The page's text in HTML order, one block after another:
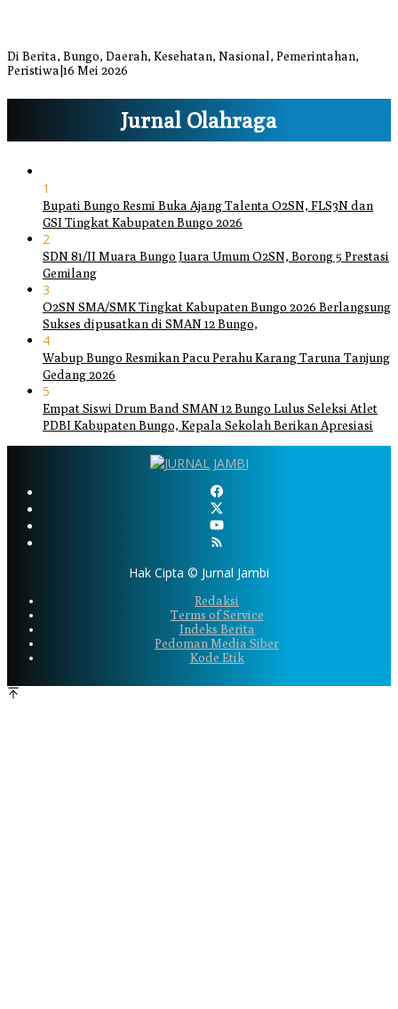
Di Berita, Bungo, Daerah, Kesehatan, Nasional, Pemerintahan,
Peristiwa 16 Mei 2026
Jurnal Olahraga
1
Bupati Bungo Resmi Buka Ajang Talenta O2SN, FLS3N dan
GSI Tingkat Kabupaten Bungo 2026
2
SDN 81/II Muara Bungo Juara Umum O2SN, Borong 5 Prestasi
Gemilang
3
O2SN SMA/SMK Tingkat Kabupaten Bungo 2026 Berlangsung
Sukses dipusatkan di SMAN 12 Bungo,
4
Wabup Bungo Resmikan Pacu Perahu Karang Taruna Tanjung
Gedang 2026
5
Empat Siswi Drum Band SMAN 12 Bungo Lulus Seleksi Atlet
PDBI Kabupaten Bungo, Kepala Sekolah Berikan Apresiasi
Hak Cipta © Jurnal Jambi
Redaksi
Terms of Service
Indeks Berita
Pedoman Media Siber
Kode Etik